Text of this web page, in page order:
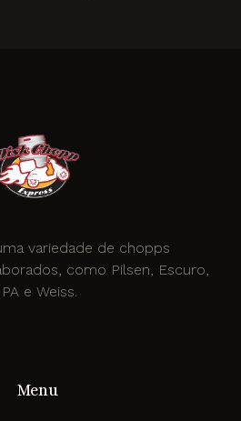
variedade de chopps
como Pilsen, Escuro,
IPA e Weiss.
Menu